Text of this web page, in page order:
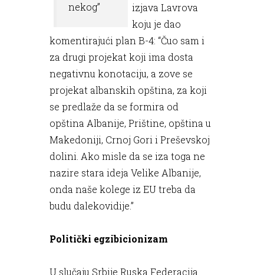
nekog”
izjava Lavrova
koju je dao
komentirajući plan B-4: “Čuo sam i
za drugi projekat koji ima dosta
negativnu konotaciju, a zove se
projekat albanskih opština, za koji
se predlaže da se formira od
opština Albanije, Prištine, opština u
Makedoniji, Crnoj Gori i Preševskoj
dolini. Ako misle da se iza toga ne
nazire stara ideja Velike Albanije,
onda naše kolege iz EU treba da
budu dalekovidije.”
Politički egzibicionizam
U slučaju Srbije Ruska Federacija